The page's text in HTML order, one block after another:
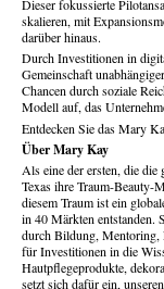
Dieser fokussierte
skalieren, mit
darüber hinaus.
Durch Investitionen in
Gemeinschaft
Chancen durch soziale
Modell auf, das
Entdecken Sie das Mary
Über Mary Kay
Als eine der ersten, die
Texas ihre Traum-Beauty-
diesem Traum ist ein
in 40 Märkten entstanden.
durch Bildung, Mentoring,
für Investitionen in die
Hautpflegeprodukte,
setzt sich dafür ein,